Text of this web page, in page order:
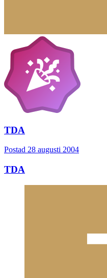
TDA
Postad 28 augusti 2004
TDA